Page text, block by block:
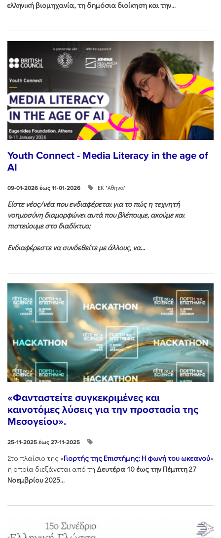
ελληνική βιομηχανία, τη δημόσια διοίκηση και την...
Youth Connect - Media Literacy in the age of
AI
09-01-2026 έως 11-01-2026 ΕΚ "Αθηνά"
Είστε νέος/νέα που ενδιαφέρεται για το πώς η τεχνητή
νοημοσύνη διαμορφώνει αυτά που βλέπουμε, ακούμε και
πιστεύουμε στο διαδίκτυο;
Ενδιαφέρεστε να συνδεθείτε με άλλους, να...
«Φανταστείτε συγκεκριμένες και
καινοτόμες λύσεις για την προστασία της
Μεσογείου».
25-11-2025 έως 27-11-2025
Στo πλαίσιo της «Γιορτής της Επιστήμης: Η φωνή του ωκεανού»
η οποία διεξάγεται από τη Δευτέρα 10 έως την Πέμπτη 27
Νοεμβρίου 2025...